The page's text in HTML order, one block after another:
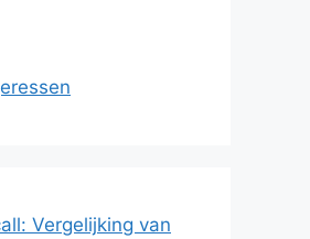
Vergelijking van